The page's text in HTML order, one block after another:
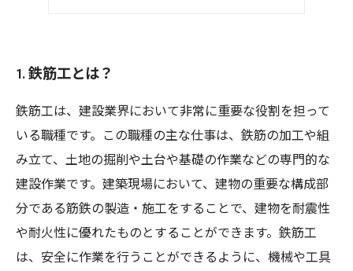
1. 鉄筋工とは？
鉄筋工は、建設業界において非常に重要な役割を担って
いる職種です。この職種の主な仕事は、鉄筋の加工や組
み立て、土地の掘削や土台や基礎の作業などの専門的な
建設作業です。建築現場において、建物の重要な構成部
分である筋鉄の製造・施工をすることで、建物を耐震性
や耐火性に優れたものとすることができます。鉄筋工
は、安全に作業を行うことができるように、機械や工具